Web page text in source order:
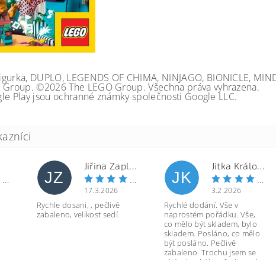
DUPLO, LEGENDS OF CHIMA, NINJAGO, BIONICLE,
©2026 The LEGO Group. Všechna práva vyhrazena.
Play jsou ochranné známky společnosti Google LLC.
JZ
Jiřina Zapletalová
17.3.2026
Rychle dosani, , pečlivě
zabaleno, velikost sedí.
JK
Jitka Královcová
3.2.2026
Rychlé dodání. Vše v
naprostém pořádku. Vše,
co mělo být skladem, bylo
skladem. Posláno, co mělo
být posláno. Pečlivě
zabaleno. Trochu jsem se